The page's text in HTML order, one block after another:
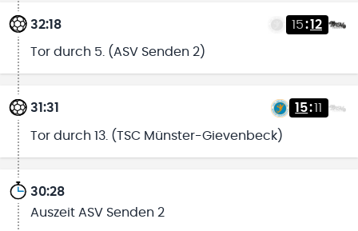
32:18 15:12
Tor durch 5. (ASV Senden 2)
31:31 15:11
Tor durch 13. (TSC Münster-Gievenbeck)
30:28
Auszeit ASV Senden 2